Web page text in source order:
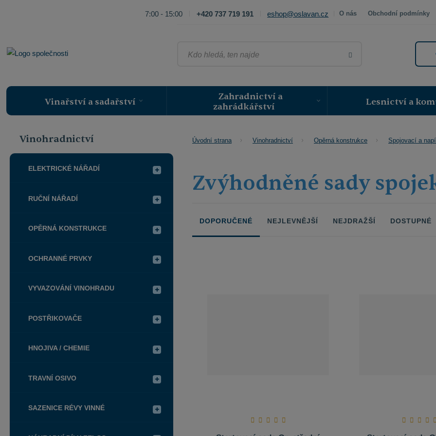
7:00 - 15:00 +420 737 719 191 eshop@oslavan.cz O nás Obchodní podmínky
hledá,
Vinařství a sadařství
Zahradnictví a
zahrádkářství
Lesnictví a
Úvodní strana Vinohradnictví Opěrná konstrukce Spojovací a
Zvýhodněné sady
DOPORUČENÉ NEJLEVNĚJŠÍ NEJDRAŽŠÍ DOSTUPNÉ
Vinohradnictví
ELEKTRICKÉ NÁŘADÍ
RUČNÍ NÁŘADÍ
OPĚRNÁ KONSTRUKCE
OCHRANNÉ PRVKY
VYVAZOVÁNÍ VINOHRADU
POSTŘIKOVAČE
HNOJIVA / CHEMIE
TRAVNÍ OSIVO
SAZENICE RÉVY VINNÉ